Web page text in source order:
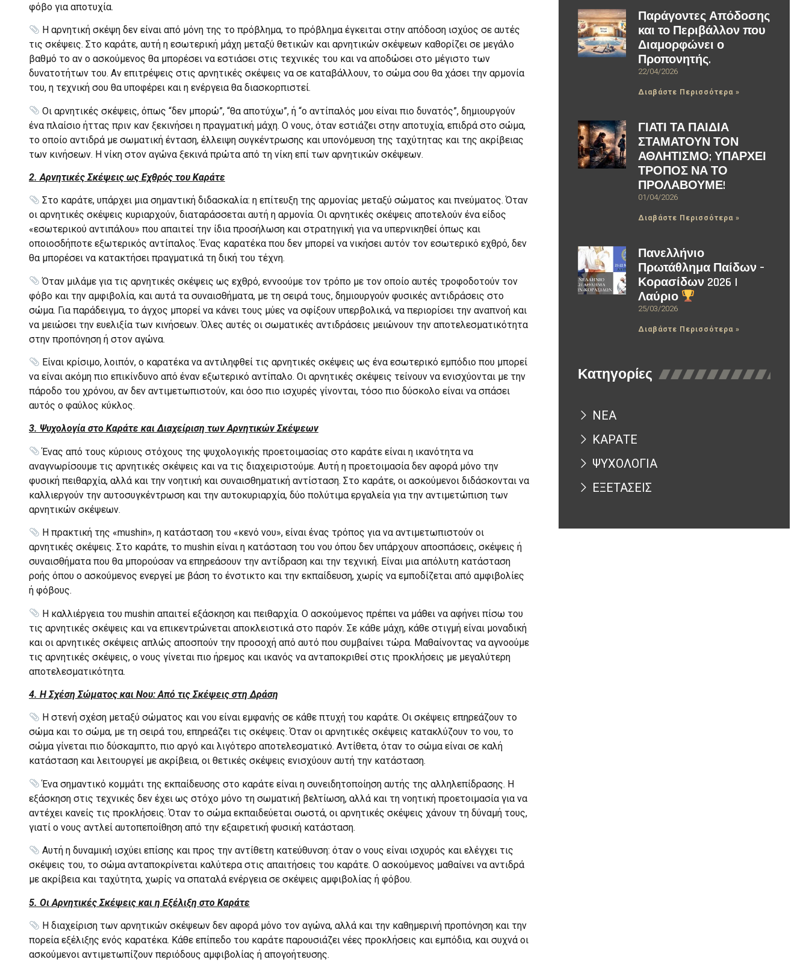
φόβο για αποτυχία.
Η αρνητική σκέψη δεν είναι από μόνη της το πρόβλημα, το πρόβλημα έγκειται στην απόδοση ισχύος σε αυτές
τις σκέψεις. Στο καράτε, αυτή η εσωτερική μάχη μεταξύ θετικών και αρνητικών σκέψεων καθορίζει σε μεγάλο
βαθμό το αν ο ασκούμενος θα μπορέσει να εστιάσει στις τεχνικές του και να αποδώσει στο μέγιστο των
δυνατοτήτων του. Αν επιτρέψεις στις αρνητικές σκέψεις να σε καταβάλλουν, το σώμα σου θα χάσει την αρμονία
του, η τεχνική σου θα υποφέρει και η ενέργεια θα διασκορπιστεί.
Οι αρνητικές σκέψεις, όπως “δεν μπορώ”, “θα αποτύχω”, ή “ο αντίπαλός μου είναι πιο δυνατός”, δημιουργούν
ένα πλαίσιο ήττας πριν καν ξεκινήσει η πραγματική μάχη. Ο νους, όταν εστιάζει στην αποτυχία, επιδρά στο σώμα,
το οποίο αντιδρά με σωματική ένταση, έλλειψη συγκέντρωσης και υπονόμευση της ταχύτητας και της ακρίβειας
των κινήσεων. Η νίκη στον αγώνα ξεκινά πρώτα από τη νίκη επί των αρνητικών σκέψεων.
2. Αρνητικές Σκέψεις ως Εχθρός του Καράτε
Στο καράτε, υπάρχει μια σημαντική διδασκαλία: η επίτευξη της αρμονίας μεταξύ σώματος και πνεύματος. Όταν
οι αρνητικές σκέψεις κυριαρχούν, διαταράσσεται αυτή η αρμονία. Οι αρνητικές σκέψεις αποτελούν ένα είδος
«εσωτερικού αντιπάλου» που απαιτεί την ίδια προσήλωση και στρατηγική για να υπερνικηθεί όπως και
οποιοσδήποτε εξωτερικός αντίπαλος. Ένας καρατέκα που δεν μπορεί να νικήσει αυτόν τον εσωτερικό εχθρό, δεν
θα μπορέσει να κατακτήσει πραγματικά τη δική του τέχνη.
Όταν μιλάμε για τις αρνητικές σκέψεις ως εχθρό, εννοούμε τον τρόπο με τον οποίο αυτές τροφοδοτούν τον
φόβο και την αμφιβολία, και αυτά τα συναισθήματα, με τη σειρά τους, δημιουργούν φυσικές αντιδράσεις στο
σώμα. Για παράδειγμα, το άγχος μπορεί να κάνει τους μύες να σφίξουν υπερβολικά, να περιορίσει την αναπνοή και
να μειώσει την ευελιξία των κινήσεων. Όλες αυτές οι σωματικές αντιδράσεις μειώνουν την αποτελεσματικότητα
στην προπόνηση ή στον αγώνα.
Είναι κρίσιμο, λοιπόν, ο καρατέκα να αντιληφθεί τις αρνητικές σκέψεις ως ένα εσωτερικό εμπόδιο που μπορεί
να είναι ακόμη πιο επικίνδυνο από έναν εξωτερικό αντίπαλο. Οι αρνητικές σκέψεις τείνουν να ενισχύονται με την
πάροδο του χρόνου, αν δεν αντιμετωπιστούν, και όσο πιο ισχυρές γίνονται, τόσο πιο δύσκολο είναι να σπάσει
αυτός ο φαύλος κύκλος.
3. Ψυχολογία στο Καράτε και Διαχείριση των Αρνητικών Σκέψεων
Ένας από τους κύριους στόχους της ψυχολογικής προετοιμασίας στο καράτε είναι η ικανότητα να
αναγνωρίσουμε τις αρνητικές σκέψεις και να τις διαχειριστούμε. Αυτή η προετοιμασία δεν αφορά μόνο την
φυσική πειθαρχία, αλλά και την νοητική και συναισθηματική αντίσταση. Στο καράτε, οι ασκούμενοι διδάσκονται να
καλλιεργούν την αυτοσυγκέντρωση και την αυτοκυριαρχία, δύο πολύτιμα εργαλεία για την αντιμετώπιση των
αρνητικών σκέψεων.
Η πρακτική της «mushin», η κατάσταση του «κενό νου», είναι ένας τρόπος για να αντιμετωπιστούν οι
αρνητικές σκέψεις. Στο καράτε, το mushin είναι η κατάσταση του νου όπου δεν υπάρχουν αποσπάσεις, σκέψεις ή
συναισθήματα που θα μπορούσαν να επηρεάσουν την αντίδραση και την τεχνική. Είναι μια απόλυτη κατάσταση
ροής όπου ο ασκούμενος ενεργεί με βάση το ένστικτο και την εκπαίδευση, χωρίς να εμποδίζεται από αμφιβολίες
ή φόβους.
Η καλλιέργεια του mushin απαιτεί εξάσκηση και πειθαρχία. Ο ασκούμενος πρέπει να μάθει να αφήνει πίσω του
τις αρνητικές σκέψεις και να επικεντρώνεται αποκλειστικά στο παρόν. Σε κάθε μάχη, κάθε στιγμή είναι μοναδική
και οι αρνητικές σκέψεις απλώς αποσπούν την προσοχή από αυτό που συμβαίνει τώρα. Μαθαίνοντας να αγνοούμε
τις αρνητικές σκέψεις, ο νους γίνεται πιο ήρεμος και ικανός να ανταποκριθεί στις προκλήσεις με μεγαλύτερη
αποτελεσματικότητα.
4. Η Σχέση Σώματος και Νου: Από τις Σκέψεις στη Δράση
Η στενή σχέση μεταξύ σώματος και νου είναι εμφανής σε κάθε πτυχή του καράτε. Οι σκέψεις επηρεάζουν το
σώμα και το σώμα, με τη σειρά του, επηρεάζει τις σκέψεις. Όταν οι αρνητικές σκέψεις κατακλύζουν το νου, το
σώμα γίνεται πιο δύσκαμπτο, πιο αργό και λιγότερο αποτελεσματικό. Αντίθετα, όταν το σώμα είναι σε καλή
κατάσταση και λειτουργεί με ακρίβεια, οι θετικές σκέψεις ενισχύουν αυτή την κατάσταση.
Ένα σημαντικό κομμάτι της εκπαίδευσης στο καράτε είναι η συνειδητοποίηση αυτής της αλληλεπίδρασης. Η
εξάσκηση στις τεχνικές δεν έχει ως στόχο μόνο τη σωματική βελτίωση, αλλά και τη νοητική προετοιμασία για να
αντέχει κανείς τις προκλήσεις. Όταν το σώμα εκπαιδεύεται σωστά, οι αρνητικές σκέψεις χάνουν τη δύναμή τους,
γιατί ο νους αντλεί αυτοπεποίθηση από την εξαιρετική φυσική κατάσταση.
Αυτή η δυναμική ισχύει επίσης και προς την αντίθετη κατεύθυνση: όταν ο νους είναι ισχυρός και ελέγχει τις
σκέψεις του, το σώμα ανταποκρίνεται καλύτερα στις απαιτήσεις του καράτε. Ο ασκούμενος μαθαίνει να αντιδρά
με ακρίβεια και ταχύτητα, χωρίς να σπαταλά ενέργεια σε σκέψεις αμφιβολίας ή φόβου.
5. Οι Αρνητικές Σκέψεις και η Εξέλιξη στο Καράτε
Η διαχείριση των αρνητικών σκέψεων δεν αφορά μόνο τον αγώνα, αλλά και την καθημερινή προπόνηση και την
πορεία εξέλιξης ενός καρατέκα. Κάθε επίπεδο του καράτε παρουσιάζει νέες προκλήσεις και εμπόδια, και συχνά οι
ασκούμενοι αντιμετωπίζουν περιόδους αμφιβολίας ή απογοήτευσης.
Παράγοντες Απόδοσης
και το Περιβάλλον που
Διαμορφώνει ο
Προπονητής.
22/04/2026
Διαβάστε Περισσότερα »
ΓΙΑΤΙ ΤΑ ΠΑΙΔΙΑ
ΣΤΑΜΑΤΟΥΝ ΤΟΝ
ΑΘΛΗΤΙΣΜΟ; ΥΠΑΡΧΕΙ
ΤΡΟΠΟΣ ΝΑ ΤΟ
ΠΡΟΛΑΒΟΥΜΕ!
01/04/2026
Διαβάστε Περισσότερα »
Πανελλήνιο
Πρωτάθλημα Παίδων –
Κορασίδων 2026 |
Λαύριο
25/03/2026
Διαβάστε Περισσότερα »
Κατηγορίες
ΝΕΑ
ΚΑΡΑΤΕ
ΨΥΧΟΛΟΓΙΑ
ΕΞΕΤΑΣΕΙΣ